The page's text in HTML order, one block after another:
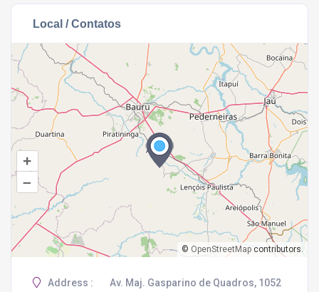
Local / Contatos
+
–
© OpenStreetMap contributors.
Address :
Av. Maj. Gasparino de Quadros, 1052